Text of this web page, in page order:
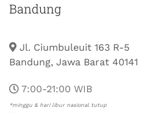
Bandung
Jl. Ciumbuleuit 163 R-5
Bandung, Jawa Barat 40141
7:00-21:00 WIB
*minggu & hari libur nasional tutup